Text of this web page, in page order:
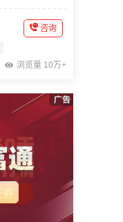
咨询
浏览量 10万+